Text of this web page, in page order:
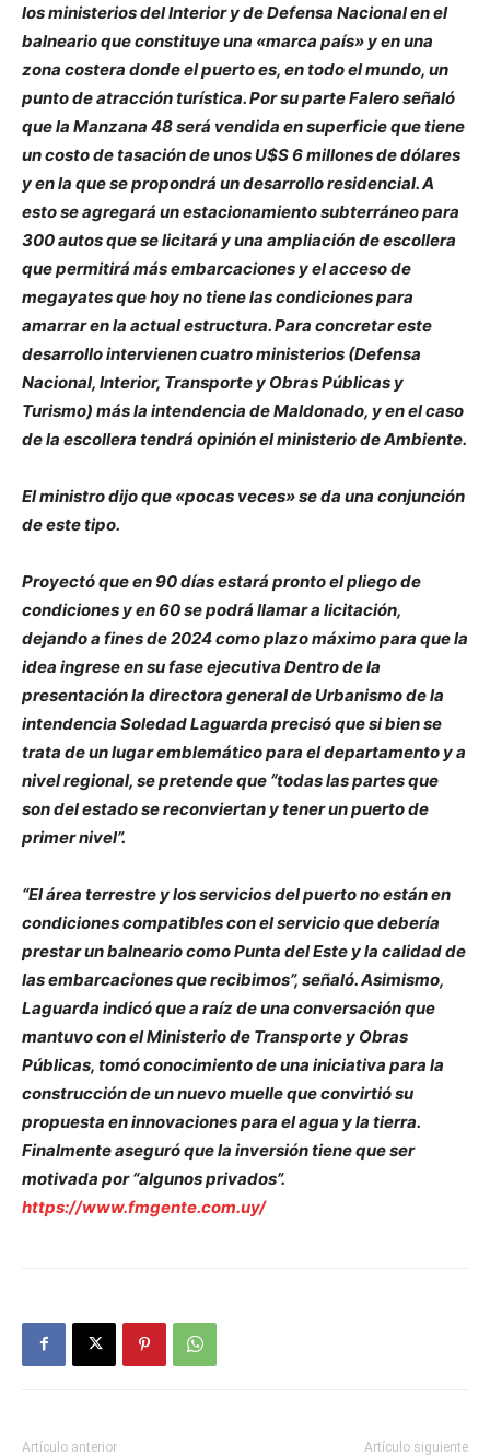
los ministerios del Interior y de Defensa Nacional en el
balneario que constituye una «marca país» y en una
zona costera donde el puerto es, en todo el mundo, un
punto de atracción turística. Por su parte Falero señaló
que la Manzana 48 será vendida en superficie que tiene
un costo de tasación de unos U$S 6 millones de dólares
y en la que se propondrá un desarrollo residencial. A
esto se agregará un estacionamiento subterráneo para
300 autos que se licitará y una ampliación de escollera
que permitirá más embarcaciones y el acceso de
megayates que hoy no tiene las condiciones para
amarrar en la actual estructura. Para concretar este
desarrollo intervienen cuatro ministerios (Defensa
Nacional, Interior, Transporte y Obras Públicas y
Turismo) más la intendencia de Maldonado, y en el caso
de la escollera tendrá opinión el ministerio de Ambiente.
El ministro dijo que «pocas veces» se da una conjunción
de este tipo.
Proyectó que en 90 días estará pronto el pliego de
condiciones y en 60 se podrá llamar a licitación,
dejando a fines de 2024 como plazo máximo para que la
idea ingrese en su fase ejecutiva Dentro de la
presentación la directora general de Urbanismo de la
intendencia Soledad Laguarda precisó que si bien se
trata de un lugar emblemático para el departamento y a
nivel regional, se pretende que “todas las partes que
son del estado se reconviertan y tener un puerto de
primer nivel”.
“El área terrestre y los servicios del puerto no están en
condiciones compatibles con el servicio que debería
prestar un balneario como Punta del Este y la calidad de
las embarcaciones que recibimos”, señaló. Asimismo,
Laguarda indicó que a raíz de una conversación que
mantuvo con el Ministerio de Transporte y Obras
Públicas, tomó conocimiento de una iniciativa para la
construcción de un nuevo muelle que convirtió su
propuesta en innovaciones para el agua y la tierra.
Finalmente aseguró que la inversión tiene que ser
motivada por “algunos privados”.
https://www.fmgente.com.uy/
Artículo anterior Artículo siguiente